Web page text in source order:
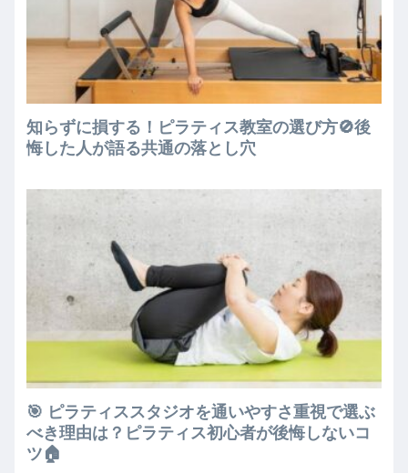
知らずに損する！ピラティス教室の選び方🚫後
悔した人が語る共通の落とし穴
🎯 ピラティススタジオを通いやすさ重視で選ぶ
べき理由は？ピラティス初心者が後悔しないコ
ツ🏠